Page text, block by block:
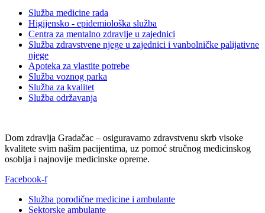
Služba medicine rada
Higijensko - epidemiološka služba
Centra za mentalno zdravlje u zajednici
Služba zdravstvene njege u zajednici i vanbolničke palijativne
njege
Apoteka za vlastite potrebe
Služba voznog parka
Služba za kvalitet
Služba održavanja
Dom zdravlja Gradačac – osiguravamo zdravstvenu skrb visoke
kvalitete svim našim pacijentima, uz pomoć stručnog medicinskog
osoblja i najnovije medicinske opreme.
Facebook-f
Služba porodične medicine i ambulante
Sektorske ambulante